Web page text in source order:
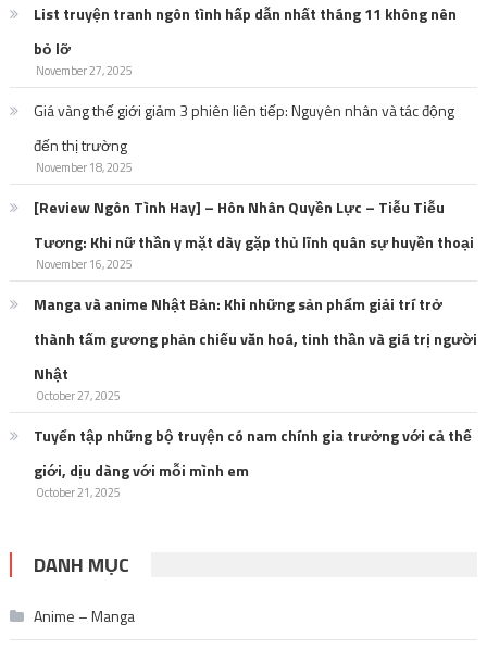
List truyện tranh ngôn tình hấp dẫn nhất tháng 11 không nên
bỏ lỡ
November 27, 2025
Giá vàng thế giới giảm 3 phiên liên tiếp: Nguyên nhân và tác động
đến thị trường
November 18, 2025
[Review Ngôn Tình Hay] – Hôn Nhân Quyền Lực – Tiễu Tiễu
Tương: Khi nữ thần y mặt dày gặp thủ lĩnh quân sự huyền thoại
November 16, 2025
Manga và anime Nhật Bản: Khi những sản phẩm giải trí trở
thành tấm gương phản chiếu văn hoá, tinh thần và giá trị người
Nhật
October 27, 2025
Tuyển tập những bộ truyện có nam chính gia trưởng với cả thế
giới, dịu dàng với mỗi mình em
October 21, 2025
DANH MỤC
Anime – Manga